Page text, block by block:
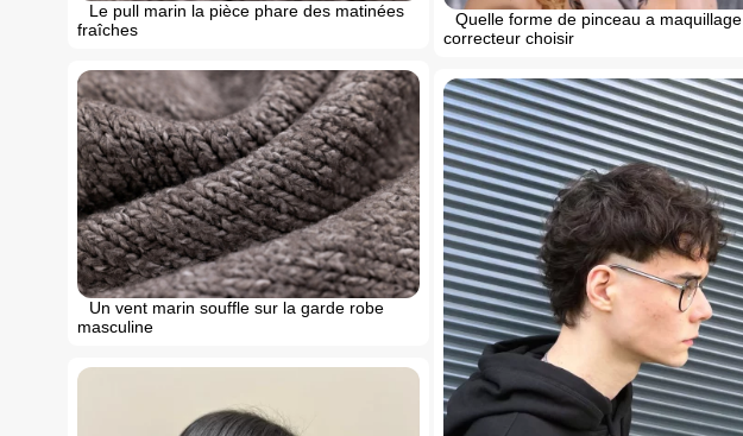
Le pull marin la pièce phare des matinées
fraîches
Quelle forme de pinceau a maquillage
correcteur choisir
Un vent marin souffle sur la garde robe
masculine